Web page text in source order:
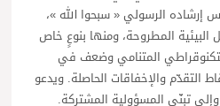
إرشاده الرسولي « سبحوا الله »،
المطروحة، ومنها بنوعٍ خاص
التكنوقراطي المتنامي وضعف في
التقدّم والإخفاقات الحاصلة. ويدعو
تبنّي المسؤولية المشتركة.